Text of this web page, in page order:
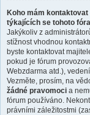
Koho mám
týkajících se tohoto
Jakýkoliv z
stížnost vhodnou
byste kontaktovat
pokud je fórum
Webzdarma atd.),
Vezměte, prosím, na
žádné pravomoci a
fórum používáno.
právními záležitostmi